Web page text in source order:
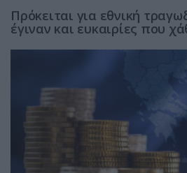
Πρόκειται για εθνική
έγιναν και ευκαιρίες που